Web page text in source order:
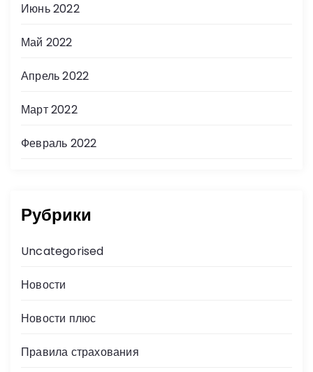
Июнь 2022
Май 2022
Апрель 2022
Март 2022
Февраль 2022
Рубрики
Uncategorised
Новости
Новости плюс
Правила страхования